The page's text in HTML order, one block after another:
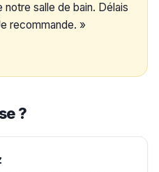
salle de bain. Délais
recommande. »
?